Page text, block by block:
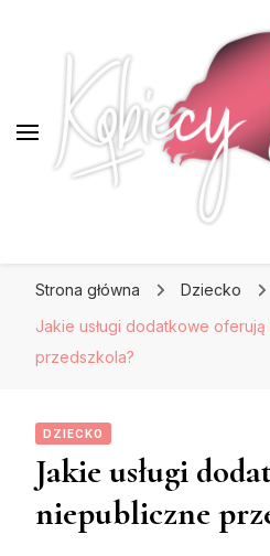
KobiecySwiat.pl
Prawdziwa strona dla
czasie z modą i
Strona główna
Dziecko
Jakie usługi dodatkowe
przedszkola?
DZIECKO
Jakie usługi
niepubliczne